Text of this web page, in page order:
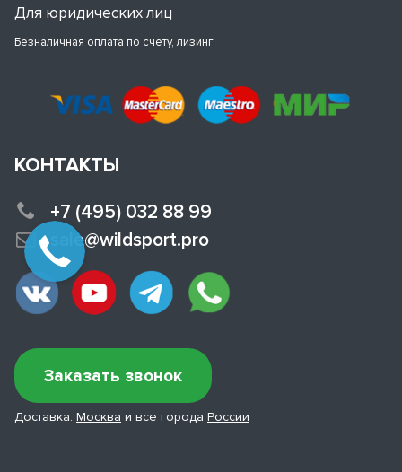
Для юридических лиц
Безналичная оплата по счету, лизинг
КОНТАКТЫ
+7 (495) 032 88 99
sale@wildsport.pro
Заказать звонок
Доставка: Москва и все города России